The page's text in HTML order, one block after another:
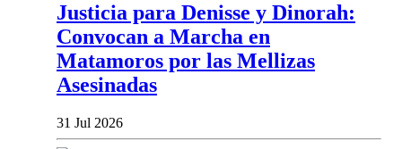
Justicia para Denisse y Dinorah:
Convocan a Marcha en
Matamoros por las Mellizas
Asesinadas
31 Jul 2026